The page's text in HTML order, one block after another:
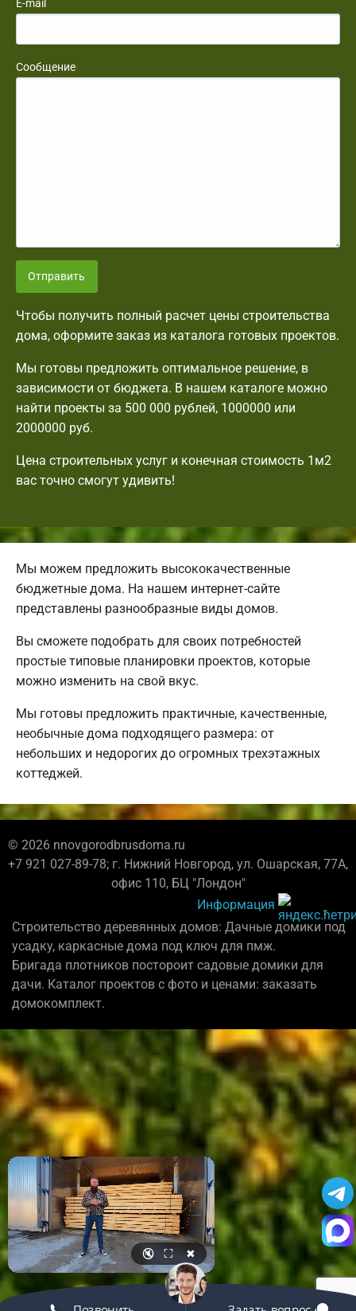
E-mail
Сообщение
Отправить
Чтобы получить полный расчет цены строительства
дома, оформите заказ из каталога готовых проектов.
Мы готовы предложить оптимальное решение, в
зависимости от бюджета. В нашем каталоге можно
найти проекты за 500 000 рублей, 1000000 или
2000000 руб.
Цена строительных услуг и конечная стоимость 1м2
вас точно смогут удивить!
Мы можем предложить высококачественные
бюджетные дома. На нашем интернет-сайте
представлены разнообразные виды домов.
Вы сможете подобрать для своих потребностей
простые типовые планировки проектов, которые
можно изменить на свой вкус.
Мы готовы предложить практичные, качественные,
необычные дома подходящего размера: от
небольших и недорогих до огромных трехэтажных
коттеджей.
© 2026 nnovgorodbrusdoma.ru
+7 921 027-89-78; г. Нижний Новгород, ул. Ошарская, 77А,
офис 110, БЦ "Лондон"
Информация
Строительство деревянных домов: Дачные домики под
усадку, каркасные дома под ключ для пмж.
Бригада плотников постороит садовые домики для
дачи. Каталог проектов с фото и ценами: заказать
домокомплект.
🔇 ⛶ ✖